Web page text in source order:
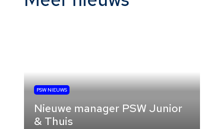
PSW NIEUWS
Nieuwe manager PSW Junior
& Thuis